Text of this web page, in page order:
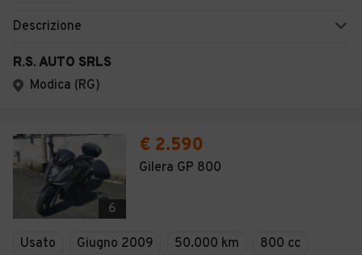
Descrizione
R.S. AUTO SRLS
Modica (RG)
6
€ 2.590
Gilera GP 800
Usato Giugno 2009 50.000 km 800 cc